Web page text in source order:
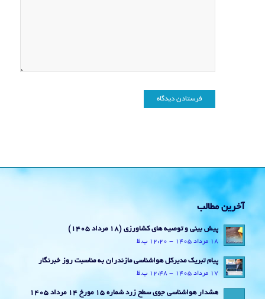
آخرین مطالب
پیش بینی و توصیه های کشاورزی (18 مرداد ۱۴۰۵)
18 مرداد 1405 - 12:20 ب.ظ
پیام تبریک مدیرکل هواشناسی مازندران به مناسبت روز خبرنگار
17 مرداد 1405 - 12:48 ب.ظ
هشدار هواشناسی جوی سطح زرد شماره 15 مورخ 14 مرداد 1405